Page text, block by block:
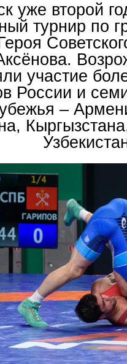
уже второй
турнир по
участие
России и
–